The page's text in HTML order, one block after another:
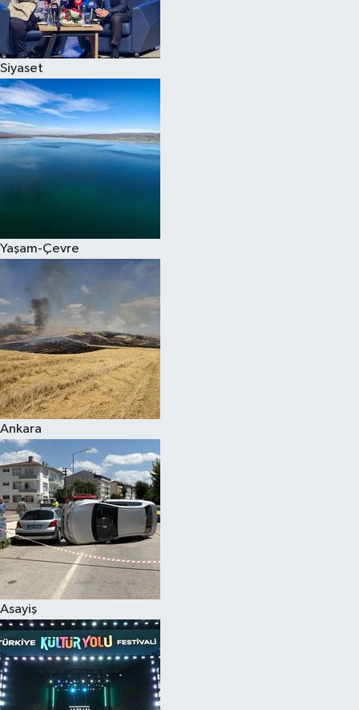
Siyaset
Yaşam-Çevre
Ankara
Asayiş
Spor
Çocuk
Eğitim
Kim kimdir?
Kültür Sanat
Sağlık
Siyaset
Teknoloji
Televizyon
Yaşam-Çevre